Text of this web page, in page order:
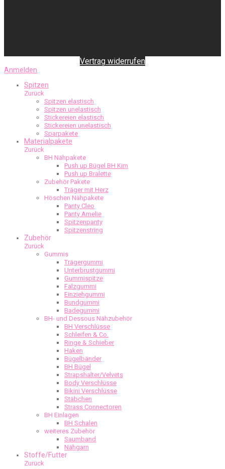
Vertrag widerrufen
Anmelden
Spitzen
Zurück
Spitzen elastisch
Spitzen unelastisch
Stickereien elastisch
Stickereien unelastisch
Sparpakete
Materialpakete
Zurück
BH Nähpakete
Push up Bügel BH Kim
Push up Bralette
Zubehör Pakete
Träger mit Herz
Höschen Nähpakete
Panty Cleo
Panty Amelie
Spitzenpanty
Spitzenstring
Zubehör
Zurück
Gummis
Trägergummi
Unterbrustgummi
Gummispitze
Falzgummi
Einziehgummi
Bundgummi
Badegummi
BH- und Dessous Nähzubehör
BH Verschlüsse
Schleifen & Co.
Ringe & Schieber
Haken
Bügelbänder
BH Bügel
Strapshalter/Velvets
Body Verschlüsse
Bikini Verschlüsse
Stäbchen
Strass Connectoren
BH Einlagen
BH Schalen
weiteres Zubehör
Saumband
Nähgarn
Stoffe/Futter
Zurück